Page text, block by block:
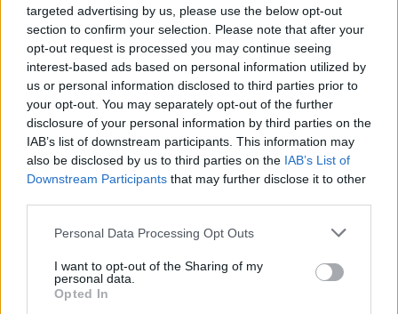
targeted advertising by us, please use the below opt-out
section to confirm your selection. Please note that after your
opt-out request is processed you may continue seeing
interest-based ads based on personal information utilized by
us or personal information disclosed to third parties prior to
your opt-out. You may separately opt-out of the further
disclosure of your personal information by third parties on the
IAB’s list of downstream participants. This information may
also be disclosed by us to third parties on the IAB’s List of
Downstream Participants that may further disclose it to other
Please note that this website/app uses one or more Google
not limited to your visit or usage behaviour. You may click to
grant or deny consent to Google and its third-party tags to
use your data for below specified purposes in below Google
Personal Data Processing Opt Outs
I want to opt-out of the Sharing of my
personal data.
Opted In